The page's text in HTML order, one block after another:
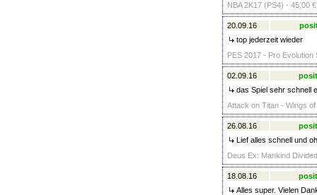
NBA 2K17 (PS4) - 45,00 €
20.09.16
top jederzeit wieder
PES 2017 - Pro
02.09.16
das Spiel sehr schnell
Attack on Titan - Wings
26.08.16
Lief alles schnell und
Deus Ex: Mankind
18.08.16
Alles super. Vielen